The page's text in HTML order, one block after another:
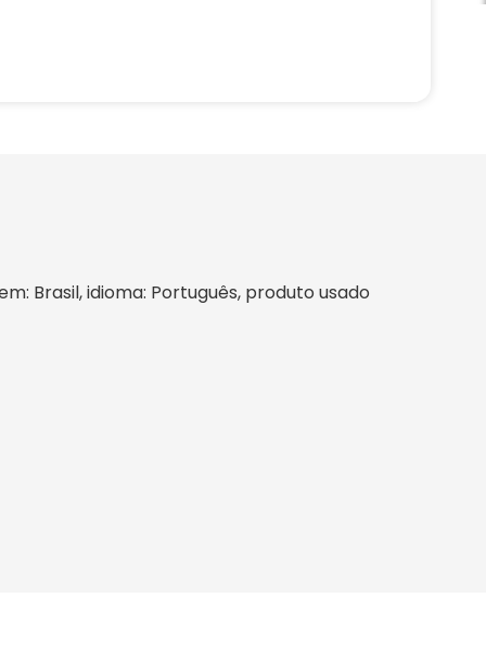
Brasil, idioma: Português, produto usado